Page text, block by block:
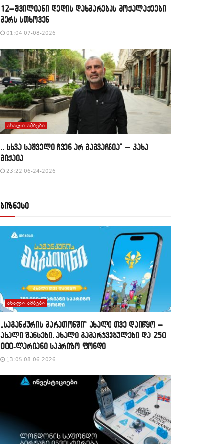
12–შვილიანი დედის დახმარებას მოქალაქეები
მერს სთხოვენ
01:04 07-08-2026
ᲐᲮᲐᲚᲘ ᲐᲛᲑᲔᲑᲘ
,, სხვა საშველი ჩვენ არ გაგვაჩნია” – კახა
მიქაია
23:22 06-24-2026
ბიზნესი
ᲐᲮᲐᲚᲘ ᲐᲛᲑᲔᲑᲘ
„საგანძურის მარათონში“ ახალი თვე დაიწყო –
ახალი შანსები, ახალი გამარჯვებულები და 250
000-ლარიანი საპრიზო ფონდი
13:05 08-06-2026